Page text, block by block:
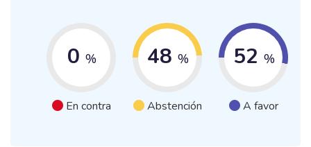
0 %
En contra
48 %
Abstención
52 %
A favor